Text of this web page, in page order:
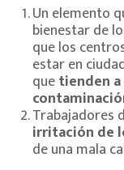
Un elemento
bienestar de
que los
estar en
quetienden
Trabajadores
irritación de
de una mala